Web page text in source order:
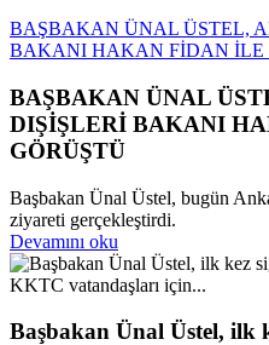
BAŞBAKAN ÜNAL ÜSTEL,
BAKANI HAKAN FİDAN İLE
BAŞBAKAN ÜNAL
DIŞİŞLERİ BAKANI
GÖRÜŞTÜ
Başbakan Ünal Üstel, bugün
ziyareti gerçekleştirdi.
Devamını oku
Başbakan Ünal Üstel, ilk